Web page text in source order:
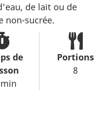
de lait ou de
non-sucrée.
de
Portions
8